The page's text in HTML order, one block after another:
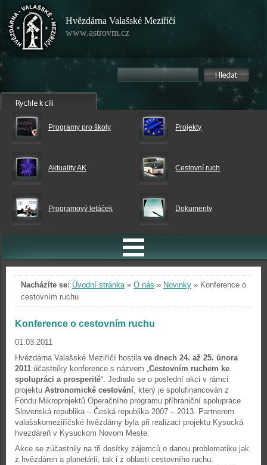
Hvězdárna Valašské Meziříčí
www.astrovm.cz
Programy pro školy Projekty
Aktuality AK Cestovní ruch
Programový letáček Dokumenty
Nacházíte se: Úvodní stránka» O nás » Novinky » Konference o
cestovním ruchu
Konference o cestovním ruchu
01.03.2011
Hvězdárna Valašské Meziříčí hostilave dnech 24. až 25. února
2011 účastníky konference s názvem „Cestovním ruchem ke
spolupráci a prosperitě“. Jednalo se o poslední akci v rámci
projektu Astronomické cestování, který je spolufinancován z
Fondu Mikroprojektů Operačního programu příhraniční spolupráce
Slovenská republika – Česká republika 2007 – 2013. Partnerem
valašskomeziříčské hvězdárny byla při realizaci projektu Kysucká
hvezdáreň v Kysuckom Novom Meste.
Akce se zúčastnily na tři desítky zájemců o danou problematiku jak
z hvězdáren a planetárií, tak i z oblasti cestovního ruchu.